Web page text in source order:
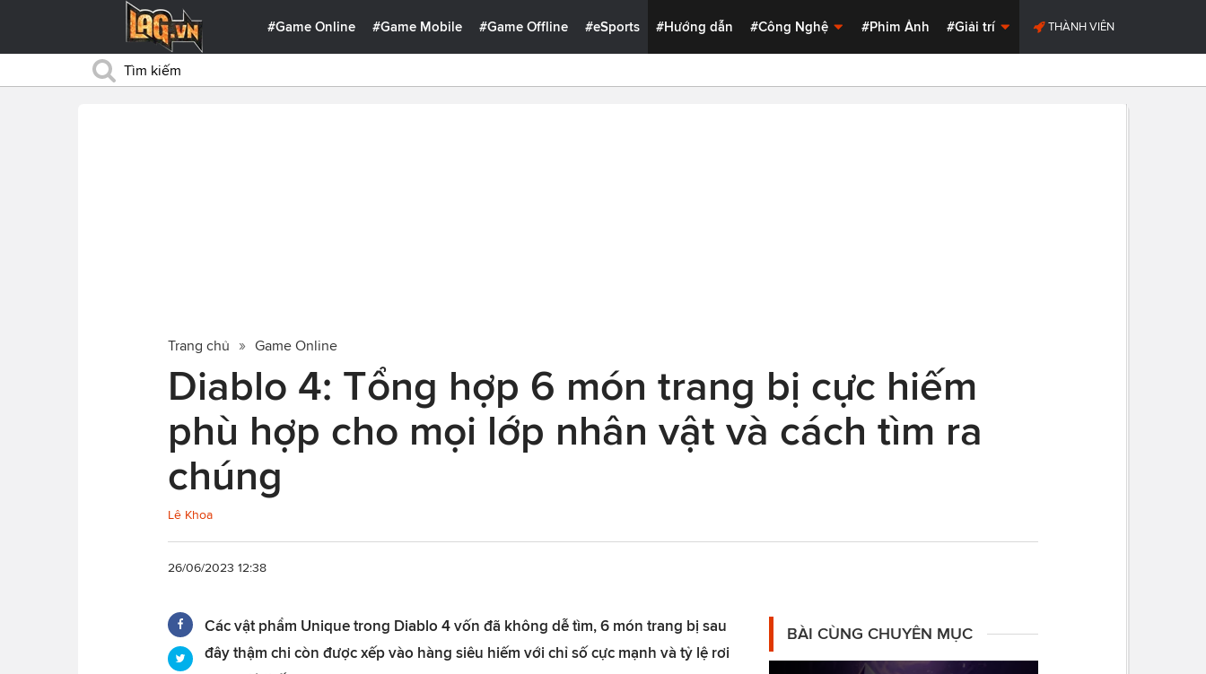
#Game Online #Game Mobile #Game Offline #eSports #Hướng dẫn #Công Nghệ #Phim Ảnh #Giải trí THÀNH VIÊN
Trang chủ Game Online
Diablo 4: Tổng hợp 6 món trang bị cực hiếm
phù hợp cho mọi lớp nhân vật và cách tìm ra
chúng
Lê Khoa
26/06/2023 12:38
Các vật phẩm Unique trong Diablo 4 vốn đã không dễ tìm, 6 món trang bị sau
đây thậm chi còn được xếp vào hàng siêu hiếm với chỉ số cực mạnh và tỷ lệ rơi
BÀI CÙNG CHUYÊN MỤC